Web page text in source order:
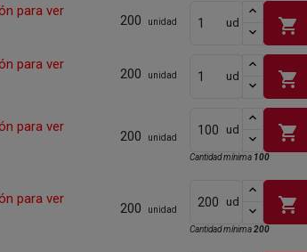
para ver
200 unidad ud shopping_cart
para ver
200 unidad ud shopping_cart
para ver
200 unidad
ud shopping_cart
Cantidad mínima 100
para ver
200 unidad
ud shopping_cart
Cantidad mínima200